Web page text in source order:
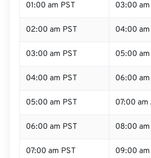
01:00 am PST 03:00 am
02:00 am PST 04:00 am
03:00 am PST 05:00 am
04:00 am PST 06:00 am
05:00 am PST 07:00 am
06:00 am PST 08:00 am
07:00 am PST 09:00 am